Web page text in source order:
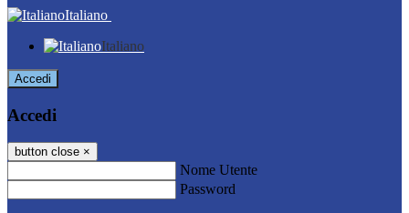
Italiano
Italiano
Accedi
Accedi
button close ×
Nome Utente
Password